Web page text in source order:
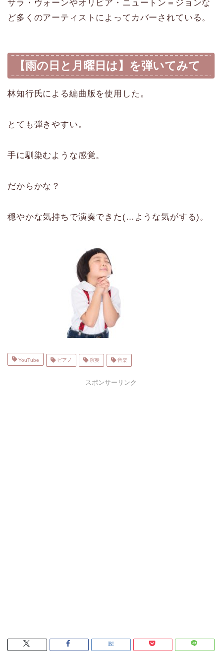
サラ・ヴォーンやオリビア・ニュートン＝ジョンな
ど多くのアーティストによってカバーされている。
【雨の日と月曜日は】を弾いてみて
林知行氏による編曲版を使用した。
とても弾きやすい。
手に馴染むような感覚。
だからかな？
穏やかな気持ちで演奏できた(…ような気がする)。
YouTube ピアノ 演奏 音楽
スポンサーリンク